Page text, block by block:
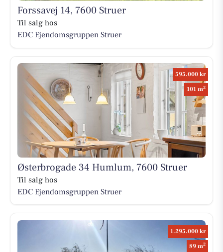
Forssavej 14, 7600 Struer
Til salg hos
EDC Ejen­doms­grup­pen Struer
595.000 kr
101 m2
Østerbrogade 34 Humlum, 7600 Struer
Til salg hos
EDC Ejen­doms­grup­pen Struer
1.295.000 kr
89 m2